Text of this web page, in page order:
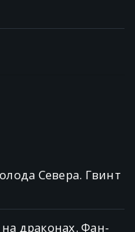
Севера. Гвинт
драконах. Фан-